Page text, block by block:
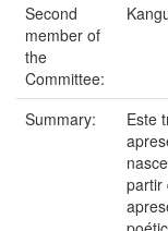
Second
member of
the
Committee:
Summary:
Este
partir